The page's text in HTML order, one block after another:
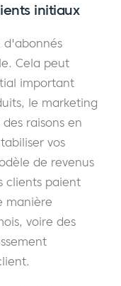
initiaux
d'abonnés
Cela peut
important
le marketing
raisons en
vos
de revenus
clients paient
manière
voire des